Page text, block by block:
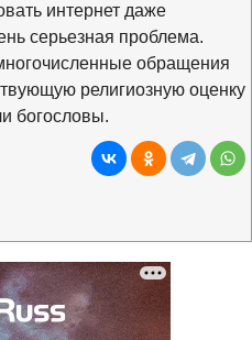
интернет даже
серьезная проблема.
обращения
религиозную оценку
богословы.